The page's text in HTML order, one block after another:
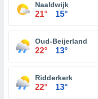
Naaldwijk
21° 15°
Oud-Beijerland
22° 13°
Ridderkerk
22° 13°